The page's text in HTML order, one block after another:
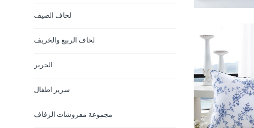
لحاف الصيف
لحاف الربيع والخريف
الحرير
سرير اطفال
مجموعة مفروشات الزفاف